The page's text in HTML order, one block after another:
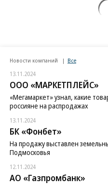
Новости компаний Все
13.11.2024
ООО «МАРКЕТПЛЕЙС»
«Мегамаркет» узнал, какие
россияне на распродажах
13.11.2024
БК «Фонбет»
На продажу выставлен
Подмосковья
12.11.2024
АО «Газпромбанк»